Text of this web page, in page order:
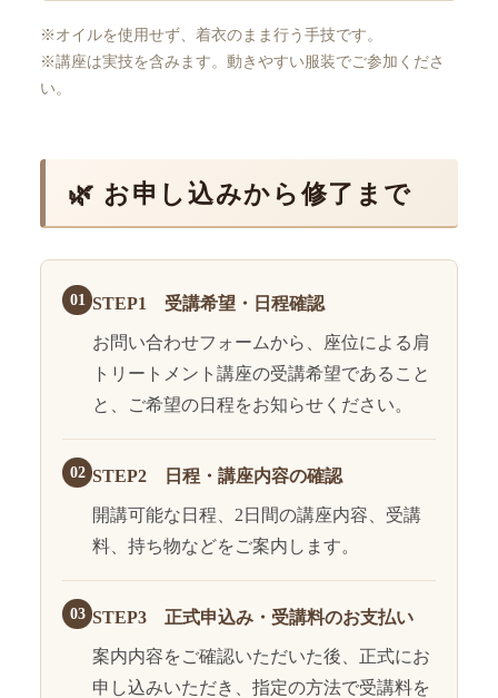
※オイルを使用せず、着衣のまま行う手技です。
※講座は実技を含みます。動きやすい服装でご参加くださ
い。
🌿 お申し込みから修了まで
01 STEP1 受講希望・日程確認
お問い合わせフォームから、座位による肩
トリートメント講座の受講希望であること
と、ご希望の日程をお知らせください。
02 STEP2 日程・講座内容の確認
開講可能な日程、2日間の講座内容、受講
料、持ち物などをご案内します。
03 STEP3 正式申込み・受講料のお支払い
案内内容をご確認いただいた後、正式にお
申し込みいただき、指定の方法で受講料を